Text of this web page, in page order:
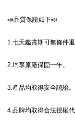
📣品質保證如下📣
1.七天鑑賞期可無條件
2.均享原廠保固一年。
3.產品均取得安全認證。
4.品牌均取得合法授權代